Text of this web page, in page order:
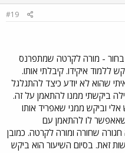
#19
- מורה לקרטה שמתפרנס
ללמוד איקידו. קיבלתי אותו.
שהוא לא יודע כיצד להתגלגל
ביקשתי ממנו להתאמן על זה.
אלי וביקש ממני שאפריד אותו
לו להתאמן עם
שחורה ומורה לקרטה. כמובן
זאת. בסיום השיעור הוא ביקש